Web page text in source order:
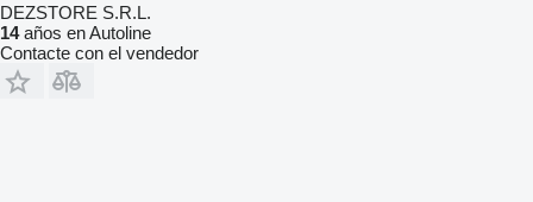
DEZSTORE S.R.L.
14años en Autoline
Contacte con el vendedor